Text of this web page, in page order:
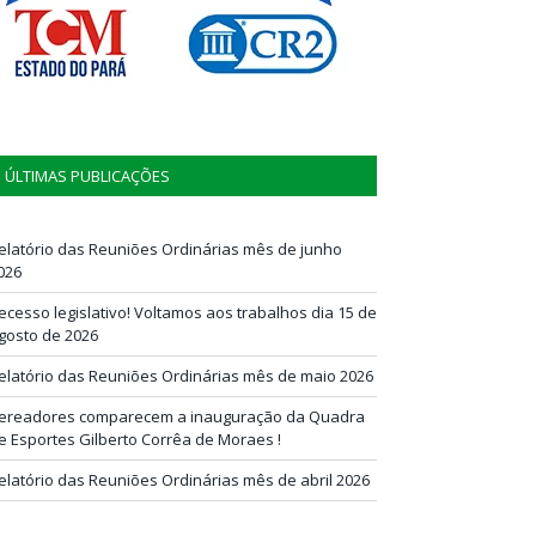
ÚLTIMAS PUBLICAÇÕES
das Reuniões Ordinárias mês de junho
legislativo! Voltamos aos trabalhos dia 15 de
de 2026
das Reuniões Ordinárias mês de maio 2026
comparecem a inauguração da Quadra
Esportes Gilberto Corrêa de Moraes !
das Reuniões Ordinárias mês de abril 2026